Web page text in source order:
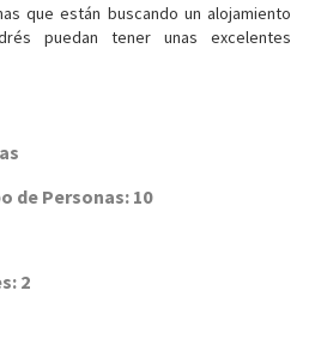
que están buscando un alojamiento
puedan tener unas excelentes
de Personas: 10
2